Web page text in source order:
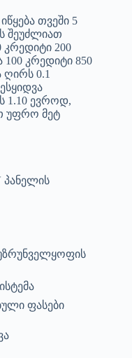
თვეში 5
შეუძლიათ
200
კრედიტი 850
ღირს 0.1
1.10 ევროდ,
უფრო მეტ
ფასები